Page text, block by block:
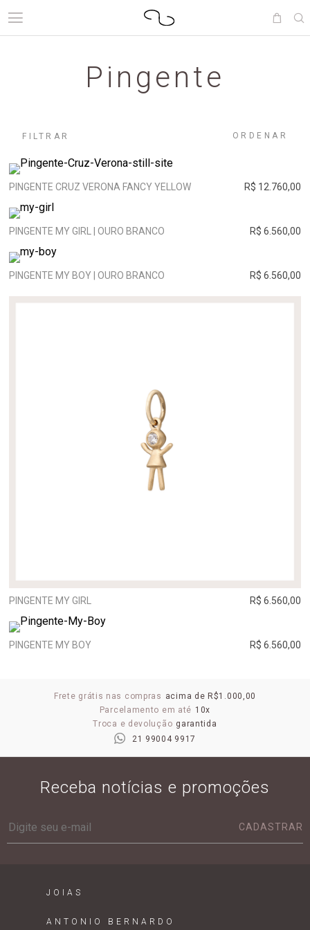
Pingente
FILTRAR ORDENAR
PINGENTE CRUZ VERONA FANCY YELLOW R$ 12.760,00
PINGENTE MY GIRL | OURO BRANCO R$ 6.560,00
PINGENTE MY BOY | OURO BRANCO R$ 6.560,00
PINGENTE MY GIRL R$ 6.560,00
PINGENTE MY BOY R$ 6.560,00
Frete grátis nas compras acima de R$1.000,00
Parcelamento em até 10x
Troca e devolução garantida
21 99004 9917
Receba notícias e promoções
CADASTRAR
JOIAS
ANTONIO BERNARDO